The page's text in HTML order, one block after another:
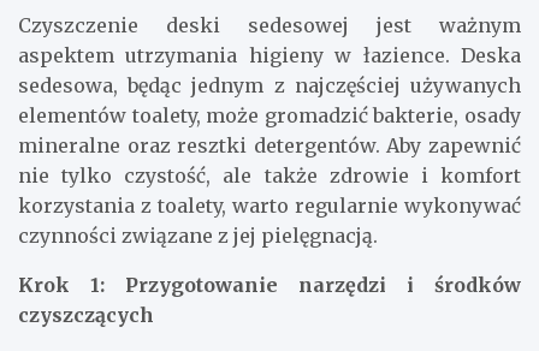
Czyszczenie deski sedesowej jest ważnym
aspektem utrzymania higieny w łazience. Deska
sedesowa, będąc jednym z najczęściej używanych
elementów toalety, może gromadzić bakterie, osady
mineralne oraz resztki detergentów. Aby zapewnić
nie tylko czystość, ale także zdrowie i komfort
korzystania z toalety, warto regularnie wykonywać
czynności związane z jej pielęgnacją.
Krok 1: Przygotowanie narzędzi i środków
czyszczących